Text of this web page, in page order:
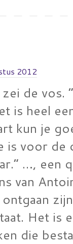
2012
zei de vos.
is heel
kun je
is voor de
…, een
van
Het is
die